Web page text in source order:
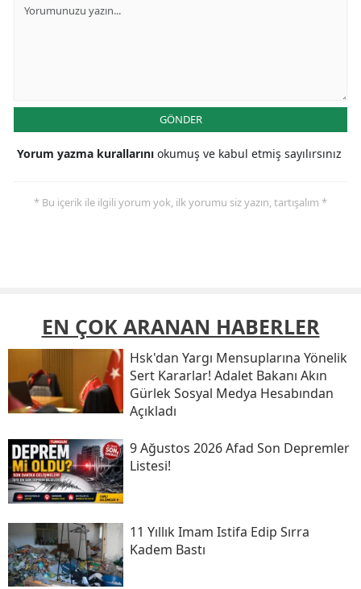
GÖNDER
Yorum yazma kurallarını okumuş ve kabul etmiş sayılırsınız
* Bu içerik ile ilgili yorum yok, ilk yorumu siz yazın, tartışalım *
EN ÇOK ARANAN HABERLER
Hsk'dan Yargı Mensuplarına Yönelik
Sert Kararlar! Adalet Bakanı Akın
Gürlek Sosyal Medya Hesabından
Açıkladı
9 Ağustos 2026 Afad Son Depremler
Listesi!
11 Yıllık Imam Istifa Edip Sırra
Kadem Bastı